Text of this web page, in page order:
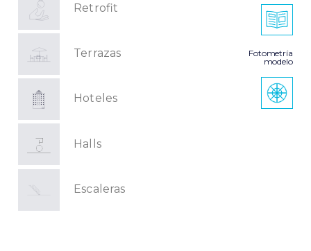
Retrofit
Terrazas
Hoteles
Halls
Escaleras
Fotometría
modelo